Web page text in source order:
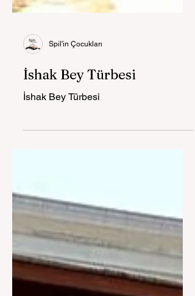
İshak Bey Türbesi
İshak Bey Türbesi